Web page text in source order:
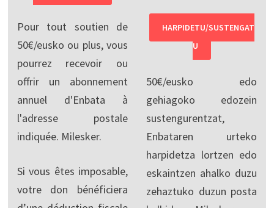
Pour tout soutien de
50€/eusko ou plus, vous
pourrez recevoir ou
offrir un abonnement
annuel d'Enbata à
l'adresse postale
indiquée. Milesker.
Si vous êtes imposable,
votre don bénéficiera
HARPIDETU/SUSTENGAT
U
50€/eusko edo
gehiagoko edozein
sustengurentzat,
Enbataren urteko
harpidetza lortzen edo
eskaintzen ahalko duzu
zehaztuko duzun posta